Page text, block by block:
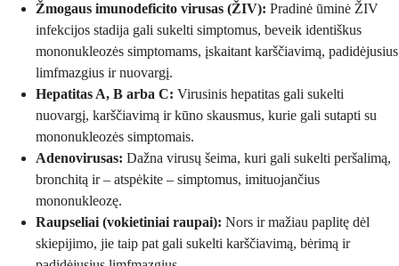
Žmogaus imunodeficito virusas (ŽIV): Pradinė ūminė ŽIV
infekcijos stadija gali sukelti simptomus, beveik identiškus
mononukleozės simptomams, įskaitant karščiavimą, padidėjusius
limfmazgius ir nuovargį.
Hepatitas A, B arba C: Virusinis hepatitas gali sukelti
nuovargį, karščiavimą ir kūno skausmus, kurie gali sutapti su
mononukleozės simptomais.
Adenovirusas: Dažna virusų šeima, kuri gali sukelti peršalimą,
bronchitą ir – atspėkite – simptomus, imituojančius
mononukleozę.
Raupseliai (vokietiniai raupai): Nors ir mažiau paplitę dėl
skiepijimo, jie taip pat gali sukelti karščiavimą, bėrimą ir